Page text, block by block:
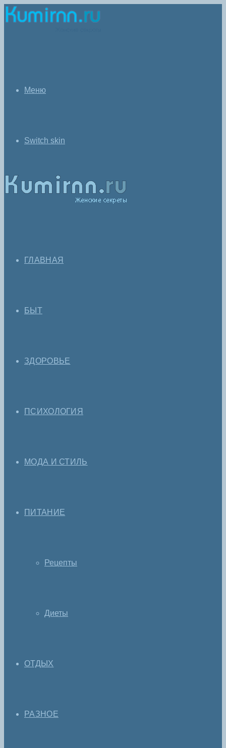
Меню
Switch skin
ГЛАВНАЯ
БЫТ
ЗДОРОВЬЕ
ПСИХОЛОГИЯ
МОДА И СТИЛЬ
ПИТАНИЕ
Рецепты
Диеты
ОТДЫХ
РАЗНОЕ